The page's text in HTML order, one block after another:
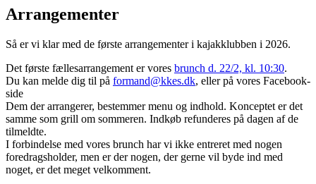
Arrangementer
Så er vi klar med de første arrangementer i kajakklubben i 2026.
Det første fællesarrangement er vores brunch d. 22/2, kl. 10:30.
Du kan melde dig til på formand@kkes.dk, eller på vores Facebook-
side
Dem der arrangerer, bestemmer menu og indhold. Konceptet er det
samme som grill om sommeren. Indkøb refunderes på dagen af de
tilmeldte.
I forbindelse med vores brunch har vi ikke entreret med nogen
foredragsholder, men er der nogen, der gerne vil byde ind med
noget, er det meget velkomment.